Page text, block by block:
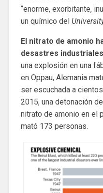
“enorme, exorbitante,
un químico del
El nitrato de amonio
desastres
una explosión en una
en Oppau, Alemania
ser escuchada a
2015, una detonación
nitrato de amonio en el
mató 173 personas.